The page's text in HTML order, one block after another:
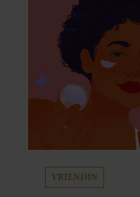
VRIENDIN